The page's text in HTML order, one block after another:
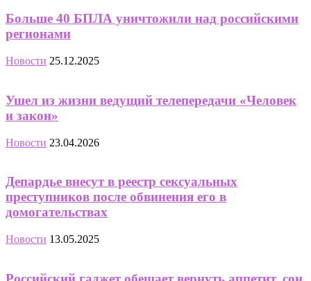
Больше 40 БПЛА уничтожили над российскими
регионами
Новости 25.12.2025
Ушел из жизни ведущий телепередачи «Человек
и закон»
Новости 23.04.2026
Депардье внесут в реестр сексуальных
преступников после обвинения его в
домогательствах
Новости 13.05.2025